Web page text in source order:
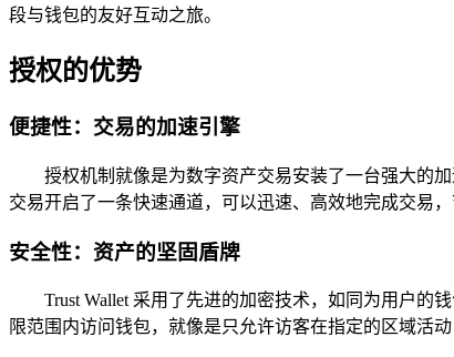
段与钱包的友好互动之旅。
授权的优势
便捷性：交易的加速引擎
授权机制就像是为数字资产交易安装了一台强大的
交易开启了一条快速通道，可以迅速、高效地完成交易
安全性：资产的坚固盾牌
Trust Wallet 采用了先进的加密技术，如同为用户的
限范围内访问钱包，就像是只允许访客在指定的区域活